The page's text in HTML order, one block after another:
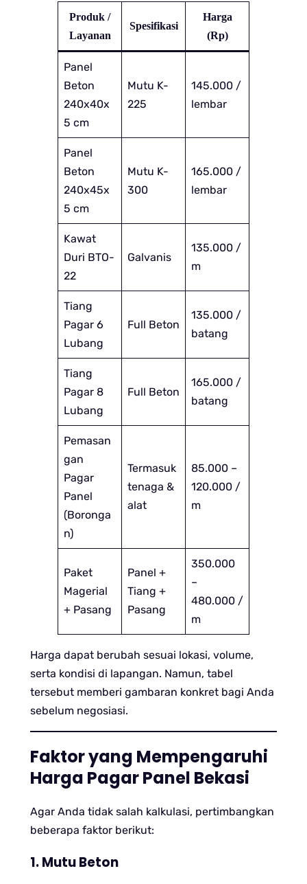
Produk /
Layanan
Spesifikasi
Harga
(Rp)
Panel
Beton
240x40x
5 cm
Mutu K-
225
145.000 /
lembar
Panel
Beton
240x45x
5 cm
Mutu K-
300
165.000 /
lembar
Kawat
Duri BTO-
22
Galvanis
135.000 /
m
Tiang
Pagar 6
Lubang
Full Beton
135.000 /
batang
Tiang
Pagar 8
Lubang
Full Beton
165.000 /
batang
Pemasan
gan
Pagar
Panel
(Boronga
n)
Termasuk
tenaga &
alat
85.000 –
120.000 /
m
Paket
Magerial
+ Pasang
Panel +
Tiang +
Pasang
350.000
–
480.000 /
m
Harga dapat berubah sesuai lokasi, volume,
serta kondisi di lapangan. Namun, tabel
tersebut memberi gambaran konkret bagi Anda
sebelum negosiasi.
Faktor yang Mempengaruhi
Harga Pagar Panel Bekasi
Agar Anda tidak salah kalkulasi, pertimbangkan
beberapa faktor berikut:
1. Mutu Beton